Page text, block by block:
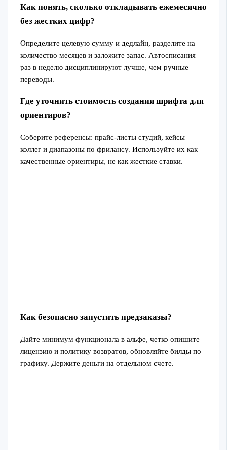
Как понять, сколько откладывать ежемесячно
без жестких цифр?
Определите целевую сумму и дедлайн, разделите на
количество месяцев и заложите запас. Автосписания
раз в неделю дисциплинируют лучше, чем ручные
переводы.
Где уточнить стоимость создания шрифта для
ориентиров?
Соберите референсы: прайс-листы студий, кейсы
коллег и диапазоны по фрилансу. Используйте их как
качественные ориентиры, не как жесткие ставки.
Как безопасно запустить предзаказы?
Дайте минимум функционала в альфе, четко опишите
лицензию и политику возвратов, обновляйте билды по
графику. Держите деньги на отдельном счете.